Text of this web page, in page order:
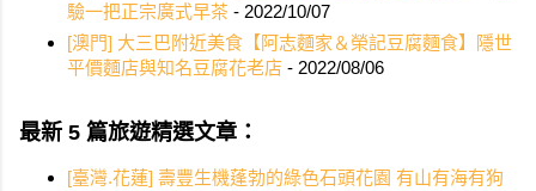
驗一把正宗廣式早茶 - 2022/10/07
[澳門] 大三巴附近美食【阿志麵家＆榮記豆腐麵食】隱世
平價麵店與知名豆腐花老店 - 2022/08/06
最新 5 篇旅遊精選文章：
[臺灣.花蓮] 壽豐生機蓬勃的綠色石頭花園 有山有海有狗